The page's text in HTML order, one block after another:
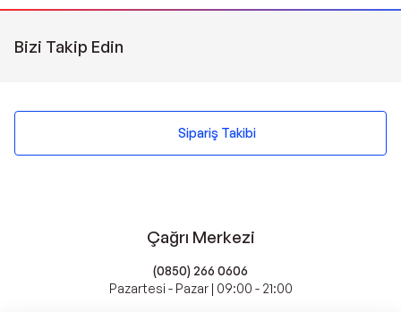
Bizi Takip Edin
Sipariş Takibi
Çağrı Merkezi
(0850) 266 0606
Pazartesi - Pazar | 09:00 - 21:00